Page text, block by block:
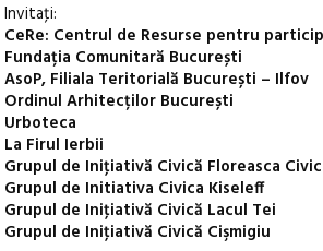
Invitaţi:
CeRe: Centrul de Resurse pentru
Fundația Comunitară București
AsoP, Filiala Teritorială București – Ilfov
Ordinul Arhitecților București
Urboteca
La Firul Ierbii
Grupul de Iniţiativă Civică Floreasca
Grupul de Initiativa Civica Kiseleff
Grupul de Iniţiativă Civică Lacul Tei
Grupul de Iniţiativă Civică Cişmigiu